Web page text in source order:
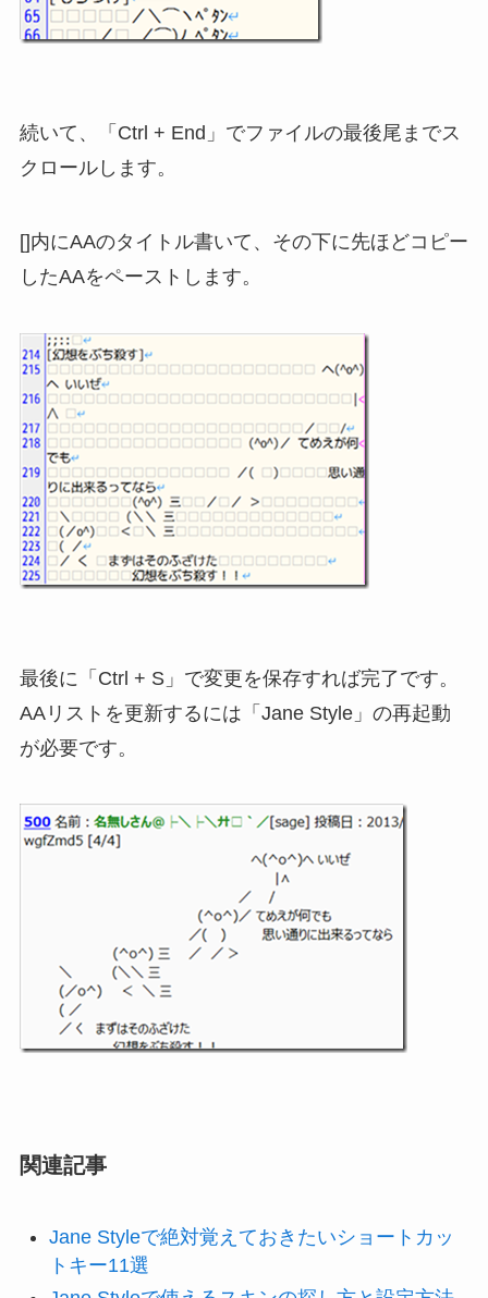
続いて、「Ctrl + End」でファイルの最後尾までス
クロールします。
[]内にAAのタイトル書いて、その下に先ほどコピー
したAAをペーストします。
最後に「Ctrl + S」で変更を保存すれば完了です。
AAリストを更新するには「Jane Style」の再起動
が必要です。
関連記事
Jane Styleで絶対覚えておきたいショートカッ
トキー11選